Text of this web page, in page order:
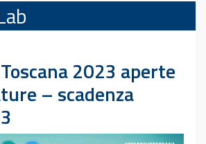
2023 aperte
– scadenza